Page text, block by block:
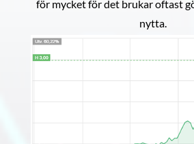
för mycket för det brukar oftast
nytta.